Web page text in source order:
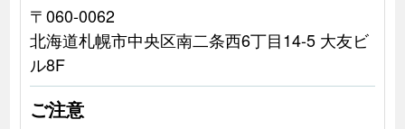
〒060-0062
北海道札幌市中央区南二条西6丁目14-5 大友ビ
ル8F
ご注意